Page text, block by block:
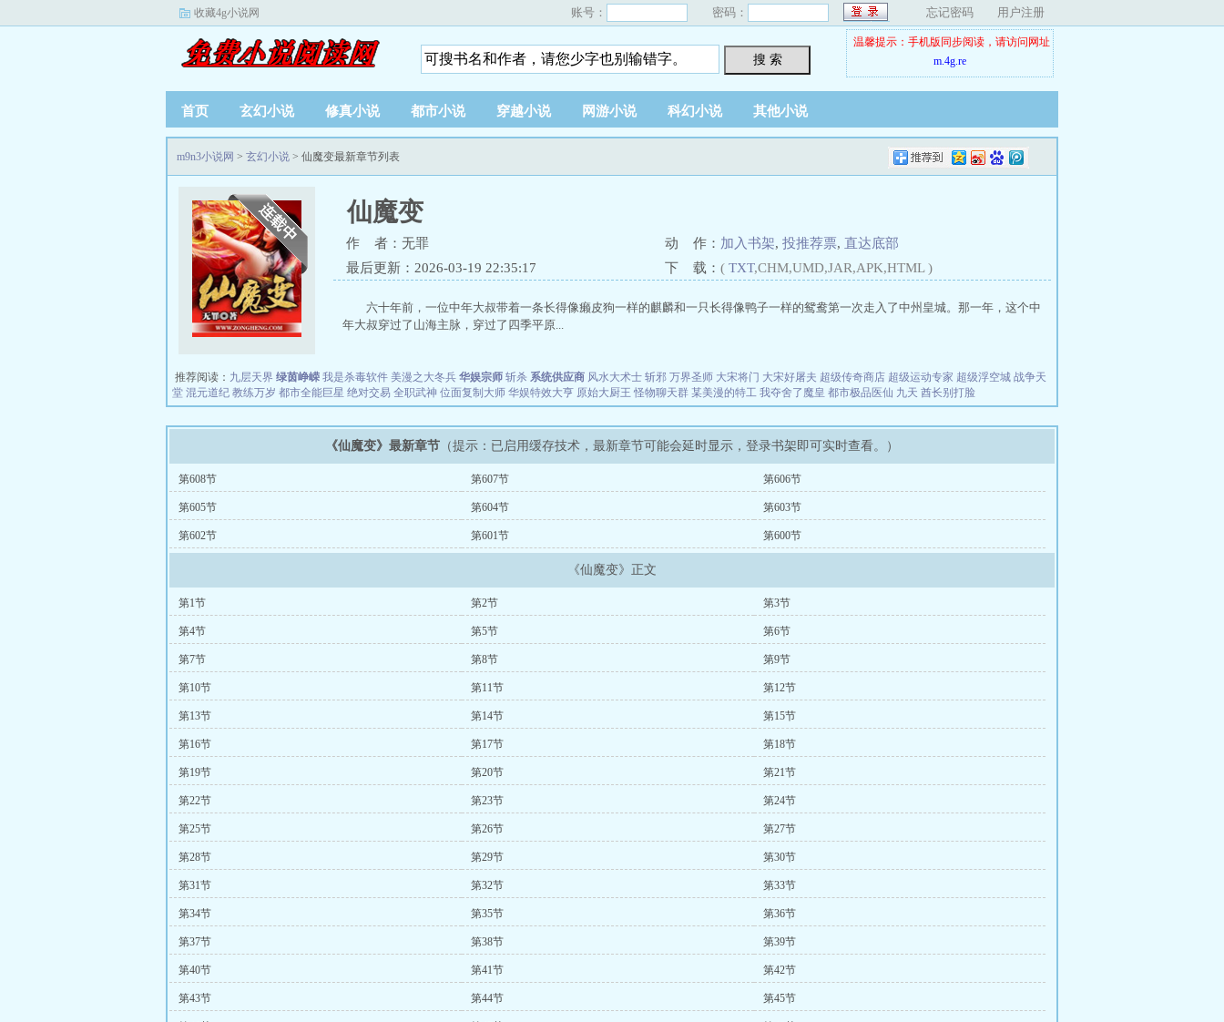
收藏4g小说网 账号： 密码： 忘记密码 用户注册
搜 索
温馨提示：手机版同步阅读，请访问网址
m.4g.re
首页 玄幻小说 修真小说 都市小说 穿越小说 网游小说 科幻小说 其他小说
m9n3小说网 > 玄幻小说 > 仙魔变最新章节列表
仙魔变
作 者：无罪 动 作： 加入书架, 投推荐票, 直达底部
最后更新：2026-03-19 22:35:17
下 载： ( TXT,CHM,UMD,JAR,APK,HTML )
六十年前，一位中年大叔带着一条长得像癞皮狗一样的麒麟和一只长得像鸭子一样的鸳鸯第一次走入了中州皇城。那一年，这个中
年大叔穿过了山海主脉，穿过了四季平原...
推荐阅读： 九层天界 绿茵峥嵘 我是杀毒软件 美漫之大冬兵 华娱宗师 斩杀 系统供应商 风水大术士 斩邪 万界圣师 大宋将门 大宋好屠夫 超级传奇商店 超级运动专家 超级浮空城 战争天
堂 混元道纪 教练万岁 都市全能巨星 绝对交易 全职武神 位面复制大师 华娱特效大亨 原始大厨王 怪物聊天群 某美漫的特工 我夺舍了魔皇 都市极品医仙 九天 酋长别打脸
《仙魔变》最新章节 （提示：已启用缓存技术，最新章节可能会延时显示，登录书架即可实时查看。）
第608节 第607节 第606节
第605节 第604节 第603节
第602节 第601节 第600节
《仙魔变》正文
第1节 第2节 第3节
第4节 第5节 第6节
第7节 第8节 第9节
第10节 第11节 第12节
第13节 第14节 第15节
第16节 第17节 第18节
第19节 第20节 第21节
第22节 第23节 第24节
第25节 第26节 第27节
第28节 第29节 第30节
第31节 第32节 第33节
第34节 第35节 第36节
第37节 第38节 第39节
第40节 第41节 第42节
第43节 第44节 第45节